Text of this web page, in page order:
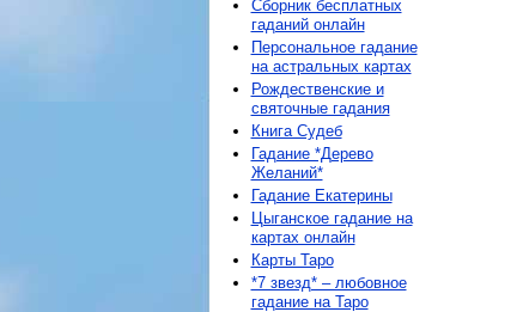
Сборник бесплатных
гаданий онлайн
Персональное гадание
на астральных картах
Рождественские и
святочные гадания
Книга Судеб
Гадание *Дерево
Желаний*
Гадание Екатерины
Цыганское гадание на
картах онлайн
Карты Таро
*7 звезд* – любовное
гадание на Таро